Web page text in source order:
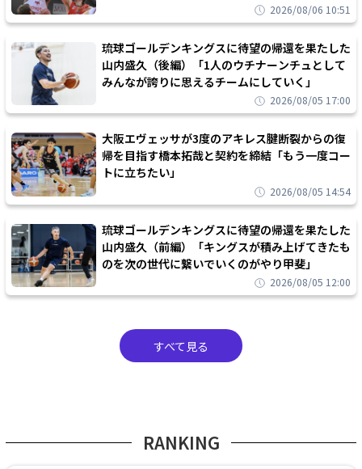
2026/08/06 10:51
琉球ゴールデンキングスに待望の帰還を果たした
山内盛久（後編）「1人のウチナーンチュとして
みんなが誇りに思えるチームにしていく」
2026/08/05 17:00
大阪エヴェッサが3度のアキレス腱断裂からの復
帰を目指す橋本拓哉と契約を締結「もう一度コー
トに立ちたい」
2026/08/05 14:54
琉球ゴールデンキングスに待望の帰還を果たした
山内盛久（前編）「キングスが積み上げてきたも
のを次の世代に繋いでいくのがやり甲斐」
2026/08/05 12:00
すべて見る
RANKING